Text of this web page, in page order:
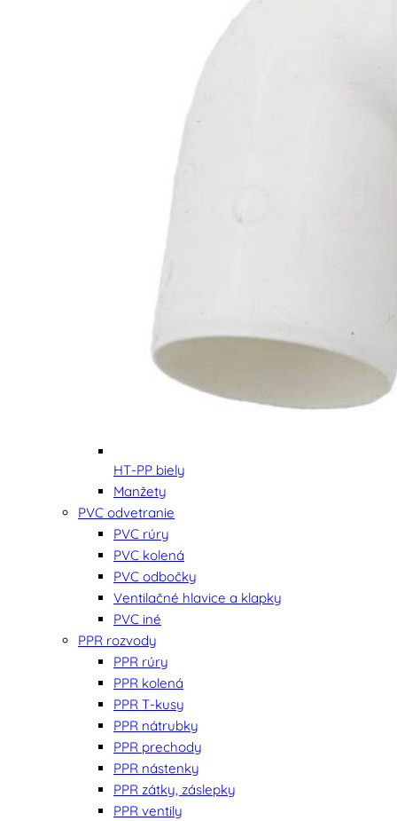
HT-PP biely
Manžety
PVC odvetranie
PVC rúry
PVC kolená
PVC odbočky
Ventilačné hlavice a klapky
PVC iné
PPR rozvody
PPR rúry
PPR kolená
PPR T-kusy
PPR nátrubky
PPR prechody
PPR nástenky
PPR zátky, záslepky
PPR ventily